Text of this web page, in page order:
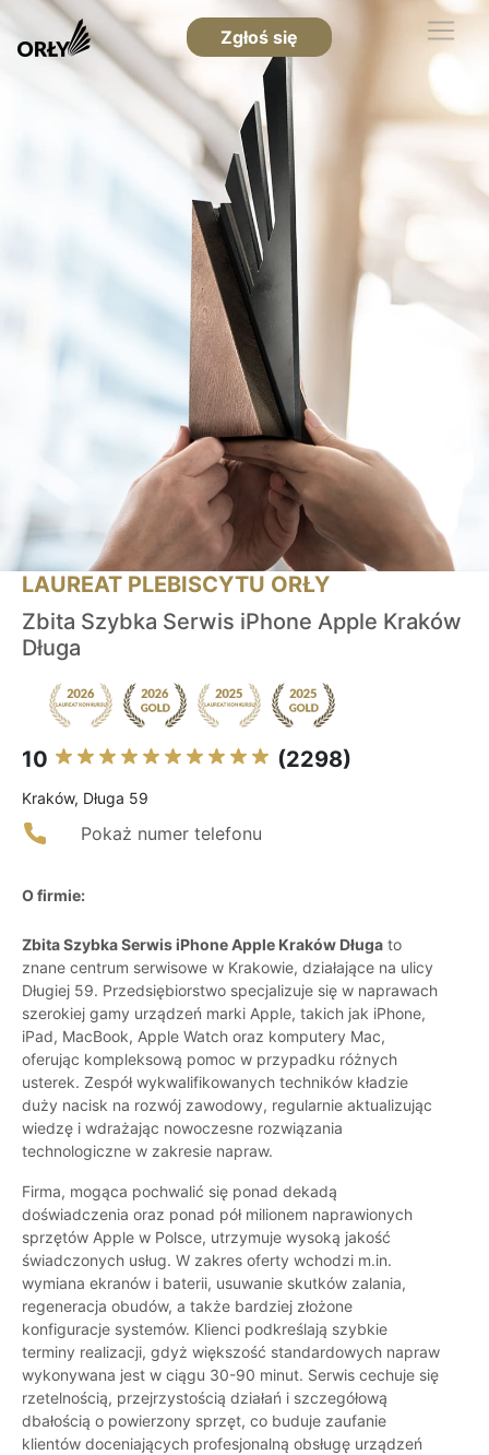
Zgłoś się
LAUREAT PLEBISCYTU ORŁY
Zbita Szybka Serwis iPhone Apple Kraków
Długa
10 (2298)
Kraków, Długa 59
Pokaż numer telefonu
O firmie:
Zbita Szybka Serwis iPhone Apple Kraków Długa to
znane centrum serwisowe w Krakowie, działające na ulicy
Długiej 59. Przedsiębiorstwo specjalizuje się w naprawach
szerokiej gamy urządzeń marki Apple, takich jak iPhone,
iPad, MacBook, Apple Watch oraz komputery Mac,
oferując kompleksową pomoc w przypadku różnych
usterek. Zespół wykwalifikowanych techników kładzie
duży nacisk na rozwój zawodowy, regularnie aktualizując
wiedzę i wdrażając nowoczesne rozwiązania
technologiczne w zakresie napraw.
Firma, mogąca pochwalić się ponad dekadą
doświadczenia oraz ponad pół milionem naprawionych
sprzętów Apple w Polsce, utrzymuje wysoką jakość
świadczonych usług. W zakres oferty wchodzi m.in.
wymiana ekranów i baterii, usuwanie skutków zalania,
regeneracja obudów, a także bardziej złożone
konfiguracje systemów. Klienci podkreślają szybkie
terminy realizacji, gdyż większość standardowych napraw
wykonywana jest w ciągu 30-90 minut. Serwis cechuje się
rzetelnością, przejrzystością działań i szczegółową
dbałością o powierzony sprzęt, co buduje zaufanie
klientów doceniających profesjonalną obsługę urządzeń